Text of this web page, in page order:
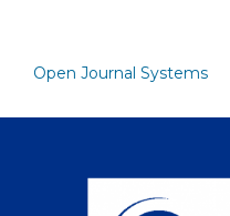
Open Journal Systems